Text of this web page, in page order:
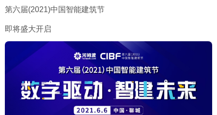
第六届(2021)中国智能建筑节
即将盛大开启